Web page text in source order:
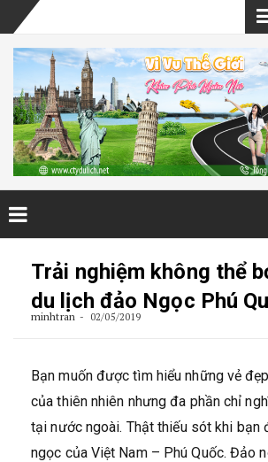
Skip
to
Trải nghiệm không thể
du lịch đảo Ngọc Phú
minhtran 02/05/2019
Bạn muốn được tìm hiểu những vẻ
của thiên nhiên nhưng đa phần chỉ
tại nước ngoài. Thật thiếu sót khi bạn
ngọc của Việt Nam – Phú Quốc. Đảo